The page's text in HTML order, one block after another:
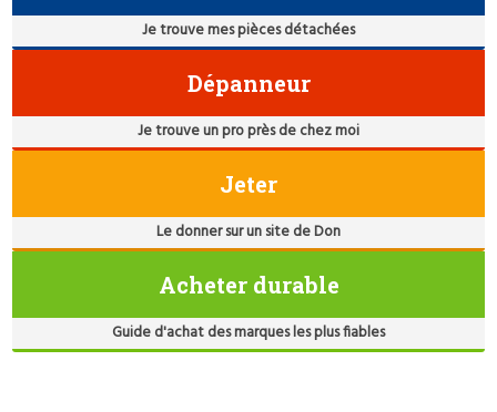
Je trouve mes pièces détachées
Dépanneur
Je trouve un pro près de chez moi
Jeter
Le donner sur un site de Don
Acheter durable
Guide d'achat des marques les plus fiables